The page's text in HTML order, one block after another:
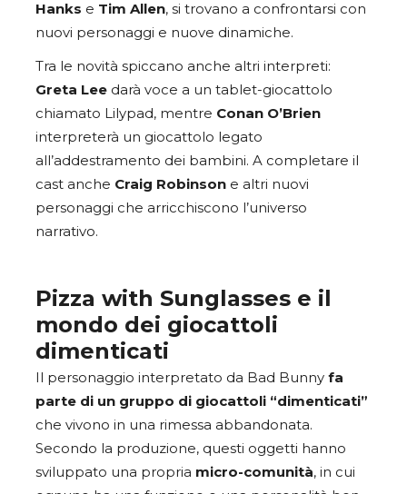
Hanks e Tim Allen, si trovano a confrontarsi con
nuovi personaggi e nuove dinamiche.
Tra le novità spiccano anche altri interpreti:
Greta Lee darà voce a un tablet-giocattolo
chiamato Lilypad, mentre Conan O’Brien
interpreterà un giocattolo legato
all’addestramento dei bambini. A completare il
cast anche Craig Robinson e altri nuovi
personaggi che arricchiscono l’universo
narrativo.
Pizza with Sunglasses e il
mondo dei giocattoli
dimenticati
Il personaggio interpretato da Bad Bunny fa
parte di un gruppo di giocattoli “dimenticati”
che vivono in una rimessa abbandonata.
Secondo la produzione, questi oggetti hanno
sviluppato una propria micro-comunità, in cui